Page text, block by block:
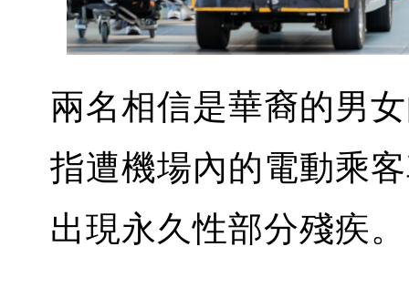
兩名相信是華裔的男
指遭機場內的電動乘
出現永久性部分殘疾。